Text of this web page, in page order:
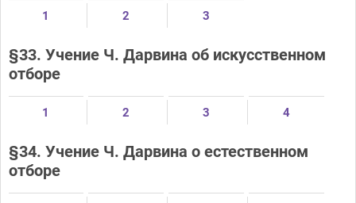
1 2 3
§33. Учение Ч. Дарвина об искусственном
отборе
1 2 3 4
§34. Учение Ч. Дарвина о естественном
отборе